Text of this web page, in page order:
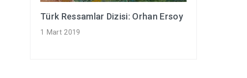
Türk Ressamlar Dizisi: Orhan Ersoy
1 Mart 2019